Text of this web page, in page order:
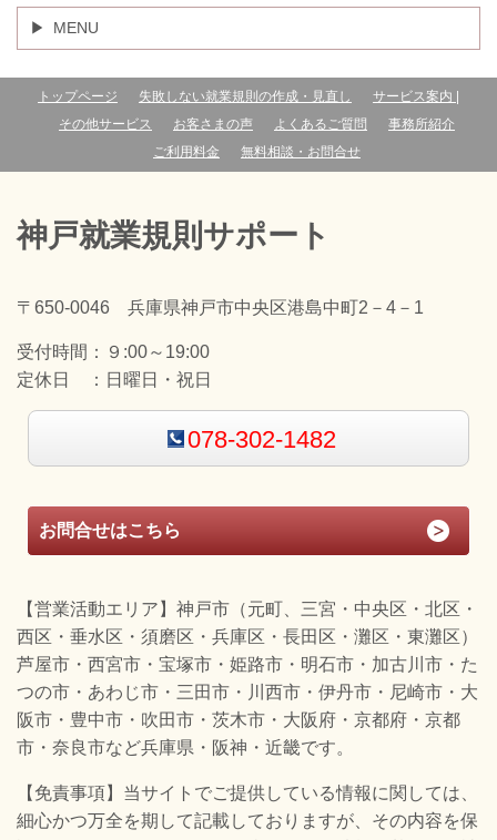
MENU
トップページ 失敗しない就業規則の作成・見直し
サービス案内 |
その他サービス
お客さまの声 よくあるご質問
事務所紹介
ご利用料金
無料相談・お問合せ
神戸就業規則サポート
〒650-0046 兵庫県神戸市中央区港島中町2－4－1
受付時間：
９:00～19:00
定休日 ： 日曜日・祝日
078-302-1482
お問合せはこちら
【営業活動エリア】神戸市（元町、三宮・中央区・北区・
西区・垂水区・須磨区・兵庫区・長田区・灘区・東灘区）
芦屋市・西宮市・宝塚市・姫路市・明石市・加古川市・た
つの市・あわじ市・三田市・川西市・伊丹市・尼崎市・大
阪市・豊中市・吹田市・茨木市・大阪府・京都府・京都
市・奈良市など兵庫県・阪神・近畿です。
【免責事項】当サイトでご提供している情報に関しては、
細心かつ万全を期して記載しておりますが、その内容を保